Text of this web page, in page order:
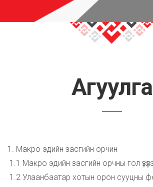
Агуулга
1. Макро эдийн засгийн орчин
1.1 Макро эдийн засгийн орчны гол
1.2 Улаанбаатар хотын орон сууцны